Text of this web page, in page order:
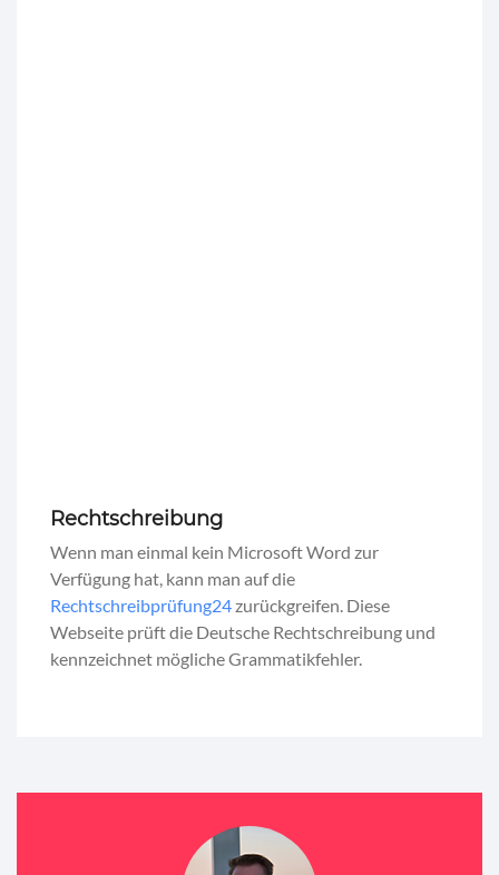
Rechtschreibung
Wenn man einmal kein Microsoft Word zur
Verfügung hat, kann man auf die
Rechtschreibprüfung24zurückgreifen. Diese
Webseite prüft die Deutsche Rechtschreibung und
kennzeichnet mögliche Grammatikfehler.